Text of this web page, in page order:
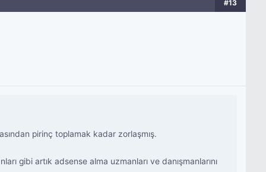
#13
pirinç toplamak kadar zorlaşmış.
gibi artık adsense alma uzmanları ve danışmanlarını